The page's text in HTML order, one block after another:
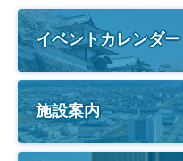
イベントカレンダー
施設案内